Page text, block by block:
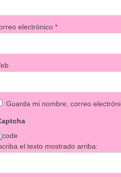
electrónico*
Guarda mi nombre, correo
el texto mostrado arriba: